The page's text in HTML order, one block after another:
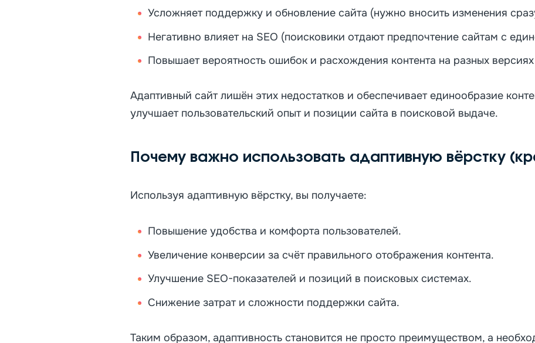
Усложняет поддержку и обновление сайта (нужно вносить изменения
Негативно влияет на SEO (поисковики отдают предпочтение сайтам с
Повышает вероятность ошибок и расхождения контента на разных версиях
Адаптивный сайт лишён этих недостатков и обеспечивает единообразие
улучшает пользовательский опыт и позиции сайта в поисковой выдаче.
Почему важно использовать адаптивную вёрстку
Используя адаптивную вёрстку, вы получаете:
Повышение удобства и комфорта пользователей.
Увеличение конверсии за счёт правильного отображения контента.
Улучшение SEO-показателей и позиций в поисковых системах.
Снижение затрат и сложности поддержки сайта.
Таким образом, адаптивность становится не просто преимуществом, а